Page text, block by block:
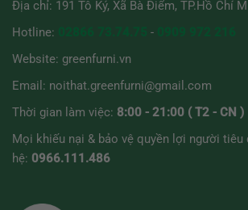
Địa chỉ: 191 Tô Ký, Xã Bà Điểm, TP.Hồ Chí
Hotline:
-
Website: greenfurni.vn
Email: noithat.greenfurni@gmail.com
Thời gian làm việc: 8:00 - 21:00 ( T2 - CN )
Mọi khiếu nại & bảo vệ quyền lợi người tiêu
hệ: 0966.111.486